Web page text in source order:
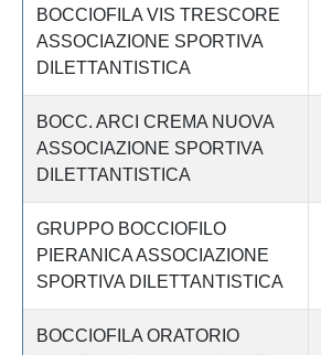
BOCCIOFILA VIS TRESCORE
ASSOCIAZIONE SPORTIVA
DILETTANTISTICA
BOCC. ARCI CREMA NUOVA
ASSOCIAZIONE SPORTIVA
DILETTANTISTICA
GRUPPO BOCCIOFILO
PIERANICA ASSOCIAZIONE
SPORTIVA DILETTANTISTICA
BOCCIOFILA ORATORIO